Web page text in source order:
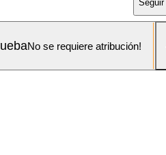
Seguir
No se requiere atribución!